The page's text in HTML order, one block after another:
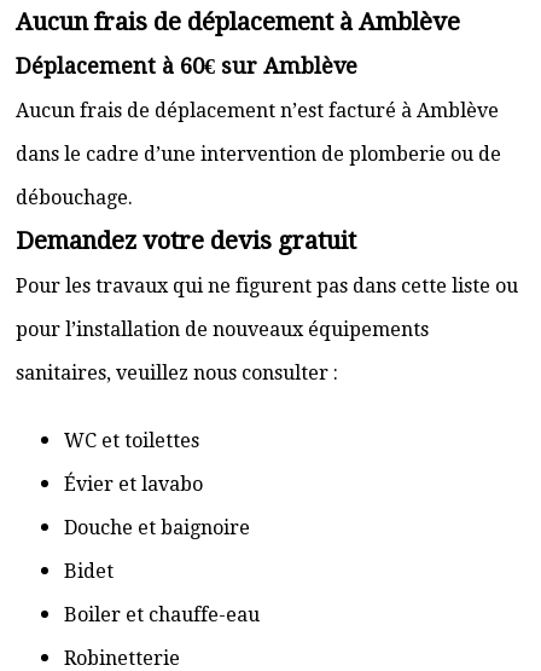
Aucun frais de déplacement à Amblève
Déplacement à 60€ sur Amblève
Aucun frais de déplacement n’est facturé à Amblève
dans le cadre d’une intervention de plomberie ou de
débouchage.
Demandez votre devis gratuit
Pour les travaux qui ne figurent pas dans cette liste ou
pour l’installation de nouveaux équipements
sanitaires, veuillez nous consulter :
WC et toilettes
Évier et lavabo
Douche et baignoire
Bidet
Boiler et chauffe-eau
Robinetterie